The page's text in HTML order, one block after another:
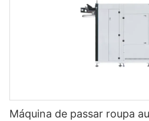
Máquina de passar roupa